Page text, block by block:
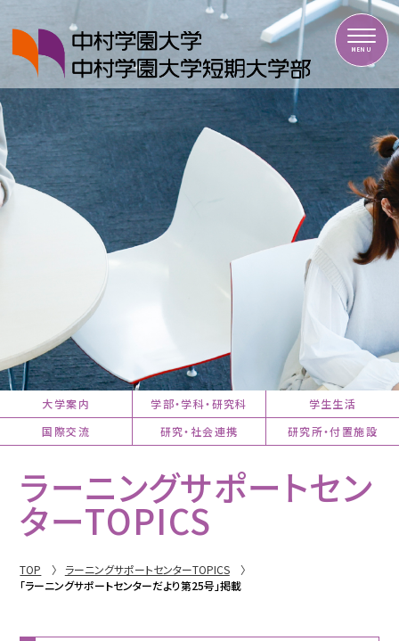
中村学園大学・中村学園大学短期大学部
MENU
大学案内 学部・学科・研究科
学生生活
国際交流
研究・社会連携 研究所・付置施設
ラーニングサポートセン
ターTOPICS
TOP
ラーニングサポートセンターTOPICS
「ラーニングサポートセンターだより第25号」掲載